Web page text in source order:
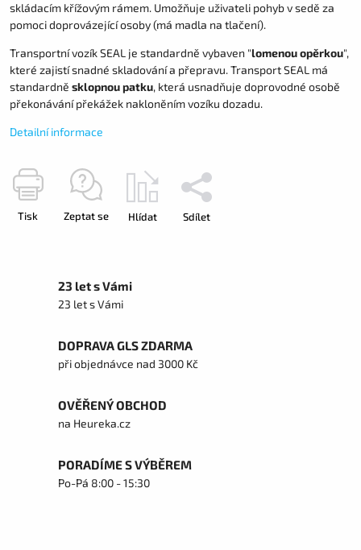
skládacím křížovým rámem. Umožňuje uživateli pohyb v sedě za
pomoci doprovázející osoby (má madla na tlačení).
Transportní vozík SEAL je standardně vybaven "lomenou opěrkou",
které zajistí snadné skladování a přepravu. Transport SEAL má
standardně sklopnou patku, která usnadňuje doprovodné osobě
překonávání překážek nakloněním vozíku dozadu.
Detailní informace
Tisk Zeptat se Hlídat Sdílet
23 let s Vámi
23 let s Vámi
DOPRAVA GLS ZDARMA
při objednávce nad 3000 Kč
OVĚŘENÝ OBCHOD
na Heureka.cz
PORADÍME S VÝBĚREM
Po-Pá 8:00 - 15:30